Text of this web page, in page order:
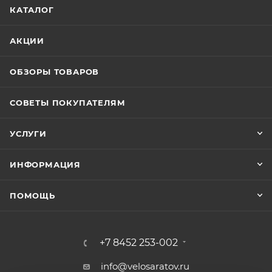
КАТАЛОГ
АКЦИИ
ОБЗОРЫ ТОВАРОВ
СОВЕТЫ ПОКУПАТЕЛЯМ
УСЛУГИ
ИНФОРМАЦИЯ
ПОМОЩЬ
+7 8452 253-002
info@velosaratov.ru